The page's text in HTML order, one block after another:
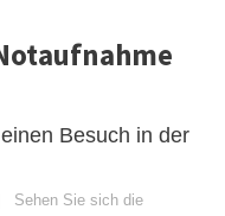
Besuch in der
Sehen Sie sich die